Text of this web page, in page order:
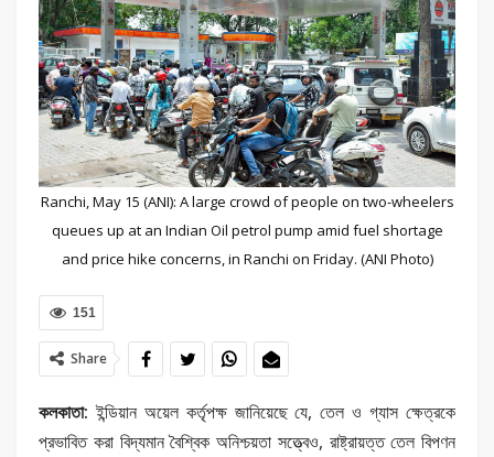
Ranchi, May 15 (ANI): A large crowd of people on two-wheelers
queues up at an Indian Oil petrol pump amid fuel shortage
and price hike concerns, in Ranchi on Friday. (ANI Photo)
151
Share
কলকাতা: ইন্ডিয়ান অয়েল কর্তৃপক্ষ জানিয়েছে যে, তেল ও গ্যাস ক্ষেত্রকে
প্রভাবিত করা বিদ্যমান বৈশ্বিক অনিশ্চয়তা সত্ত্বেও, রাষ্ট্রায়ত্ত তেল বিপণন